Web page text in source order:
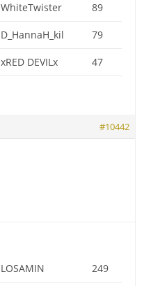
WhiteTwister 89
D_HannaH_kil 79
xRED DEVILx 47
#10442
LOSAMIN 249